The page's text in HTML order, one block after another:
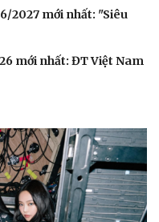
sống
đẹp
2027 mới nhất: "Siêu
mới nhất: ĐT Việt Nam